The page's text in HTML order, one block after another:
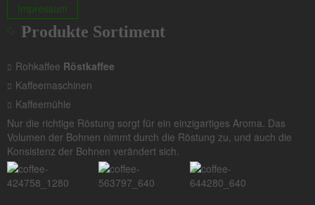
Impressum
Produkte Sortiment
Rohkaffee Röstkaffee
Kaffeemaschinen
Kaffeemühle
Nur die richtige Röstung sorgt für ein einzigartiges Aroma. Das
Volumen der Bohnen nimmt durch die Röstung zu, und auch die
Konsistenz der Bohnen verändert sich.